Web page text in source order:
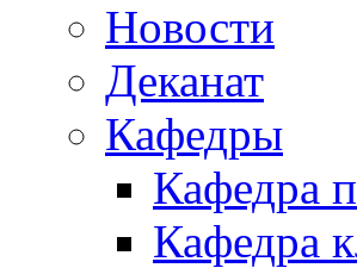
Новости
Деканат
Кафедры
Кафедра
Кафедра